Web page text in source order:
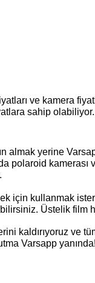
sahip
almak yerine
polaroid
için kullanmak
Üstelik film
kaldırıyoruz ve
Varsapp yanında!